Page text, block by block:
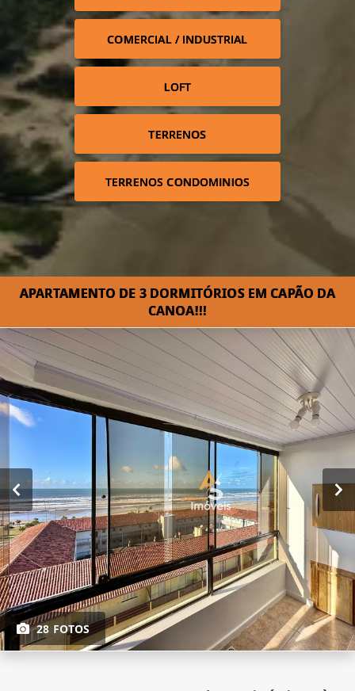
COMERCIAL / INDUSTRIAL
LOFT
TERRENOS
TERRENOS CONDOMINIOS
APARTAMENTO DE 3 DORMITÓRIOS EM CAPÃO DA
CANOA!!!
28 FOTOS